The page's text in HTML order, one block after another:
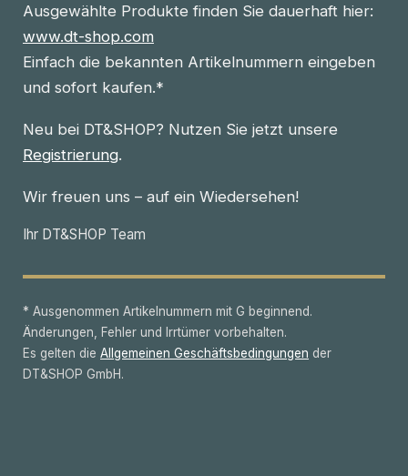
Ausgewählte Produkte finden Sie dauerhaft hier:
www.dt-shop.com
Einfach die bekannten Artikelnummern eingeben
und sofort kaufen.*
Neu bei DT&SHOP? Nutzen Sie jetzt unsere
Registrierung.
Wir freuen uns – auf ein Wiedersehen!
Ihr DT&SHOP Team
* Ausgenommen Artikelnummern mit G beginnend.
Änderungen, Fehler und Irrtümer vorbehalten.
Es gelten die Allgemeinen Geschäftsbedingungen der
DT&SHOP GmbH.